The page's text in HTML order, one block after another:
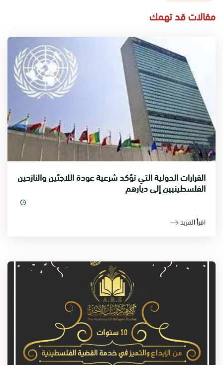
مقالات قد تهمك
القرارات الدولية التي تؤكد شرعية عودة اللاجئين والنازحين
الفلسطينيين إلى ديارهم
اقرأ المزيد